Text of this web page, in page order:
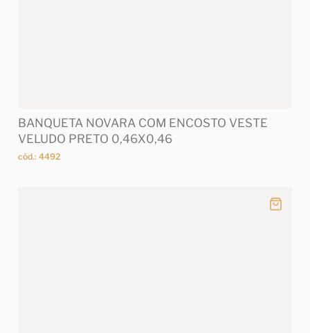
BANQUETA NOVARA COM ENCOSTO VESTE
VELUDO PRETO 0,46X0,46
cód.: 4492